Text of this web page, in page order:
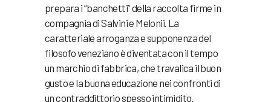
prepara i “banchetti” della raccolta firme in
compagnia di Salvini e Melonii. La
caratteriale arroganza e supponenza del
filosofo veneziano è diventata con il tempo
un marchio di fabbrica, che travalica il buon
gusto e la buona educazione nei confronti di
un contraddittorio spesso intimidito.